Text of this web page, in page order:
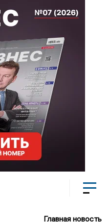
Главная новость